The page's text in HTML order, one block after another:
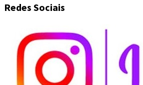
Redes Sociais